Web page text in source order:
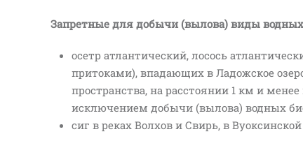
Запретные для добычи (вылова) виды водных
осетр атлантический, лосось
притоками), впадающих в Ладожское
пространства, на расстоянии 1 км и
исключением добычи (вылова) водных
сиг в реках Волхов и Свирь, в